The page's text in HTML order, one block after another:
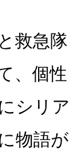
救急隊
、個性
シリア
物語が